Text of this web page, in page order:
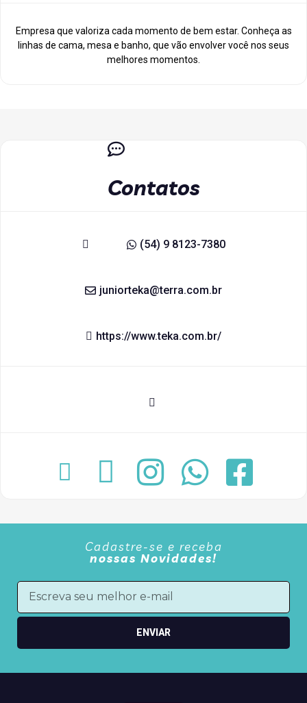
Empresa que valoriza cada momento de bem estar. Conheça as
linhas de cama, mesa e banho, que vão envolver você nos seus
melhores momentos.
Contatos
(54) 9 8123-7380
juniorteka@terra.com.br
https://www.teka.com.br/
Cadastre-se e receba
nossas Novidades!
ENVIAR